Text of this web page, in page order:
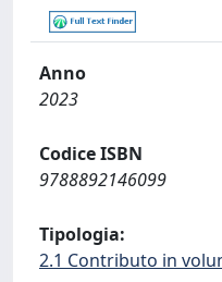
Anno
2023
Codice ISBN
9788892146099
Tipologia:
2.1 Contributo in